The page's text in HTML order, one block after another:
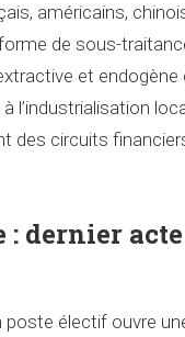
américains,
de sous-
et
l’industrialisation
des circuits
dernier acte
poste électif ouvre